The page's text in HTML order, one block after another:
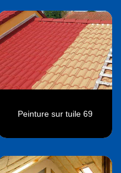
Peinture sur tuile 69